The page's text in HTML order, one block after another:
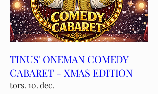
TINUS' ONEMAN COMEDY
CABARET - XMAS EDITION
tors. 10. dec.